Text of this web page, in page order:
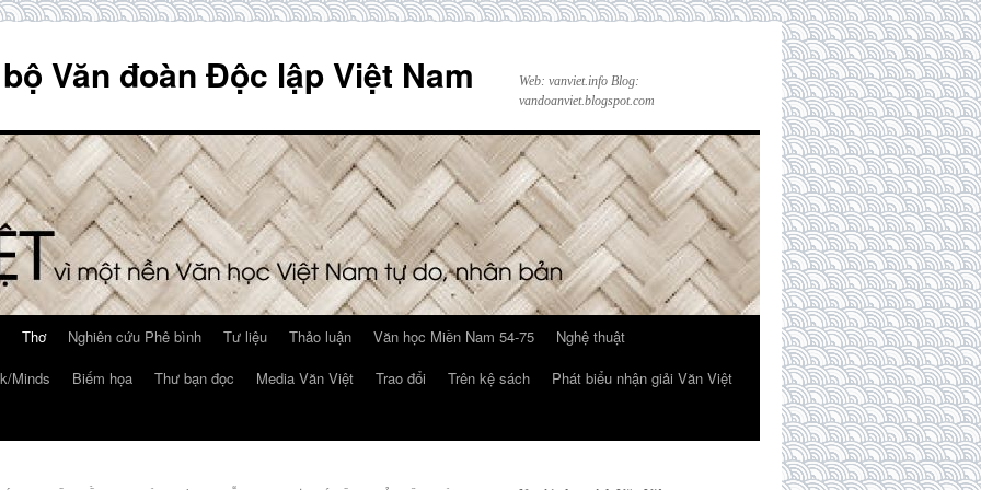
Văn đoàn Độc lập Việt Nam
Web: vanviet.info Blog:
vandoanviet.blogspot.com
Thơ Nghiên cứu Phê bình Tư liệu Thảo luận Văn học Miền Nam 54-75
Nghệ thuật
Minds Biếm họa Thư bạn đọc Media Văn Việt Trao đổi Trên kệ sách
Phát biểu nhận giải Văn Việt